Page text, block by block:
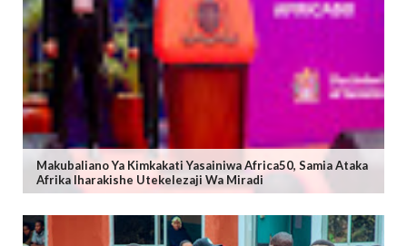
Makubaliano Ya Kimkakati Yasainiwa Africa50, Samia Ataka
Afrika Iharakishe Utekelezaji Wa Miradi